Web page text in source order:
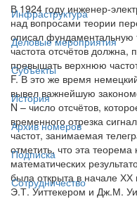
Инфраструктура
Деловые мероприятия
Субъекты
История
Архив номеров
Подписка
Сотрудничество
В 1924 году инженер-
над вопросами теории
описал фундаментальную
частота отсчётов должна,
превышать верхнюю
F. В это же время
вывел важнейшую
N – число отсчётов,
временного отрезка
частот, занимаемая
отметить, что эта теорема
математических
была открыта в начале ХХ
Э.Т. Уиттекером и Дж.М.